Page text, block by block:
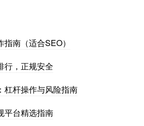
南（适合SEO）
行，正规安全
杠杆操作与风险指南
平台精选指南